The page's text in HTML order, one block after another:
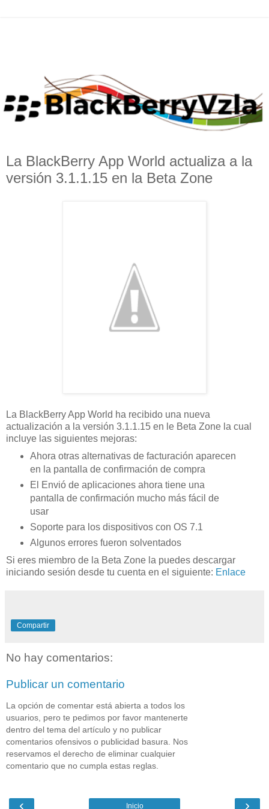
La BlackBerry App World actualiza a la
versión 3.1.1.15 en la Beta Zone
La BlackBerry App World ha recibido una nueva
actualización a la versión 3.1.1.15 en le Beta Zone la cual
incluye las siguientes mejoras:
Ahora otras alternativas de facturación aparecen
en la pantalla de confirmación de compra
El Envió de aplicaciones ahora tiene una
pantalla de confirmación mucho más fácil de
usar
Soporte para los dispositivos con OS 7.1
Algunos errores fueron solventados
Si eres miembro de la Beta Zone la puedes descargar
iniciando sesión desde tu cuenta en el siguiente: Enlace
Compartir
No hay comentarios:
Publicar un comentario
La opción de comentar está abierta a todos los
usuarios, pero te pedimos por favor mantenerte
dentro del tema del artículo y no publicar
comentarios ofensivos o publicidad basura. Nos
reservamos el derecho de eliminar cualquier
comentario que no cumpla estas reglas.
‹ ›
Inicio